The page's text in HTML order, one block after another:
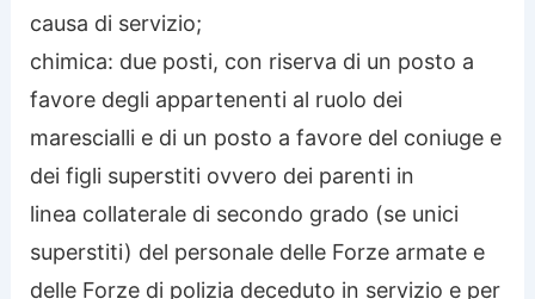
causa di servizio;
chimica: due posti, con riserva di un posto a
favore degli appartenenti al ruolo dei
marescialli e di un posto a favore del coniuge e
dei figli superstiti ovvero dei parenti in
linea collaterale di secondo grado (se unici
superstiti) del personale delle Forze armate e
delle Forze di polizia deceduto in servizio e per